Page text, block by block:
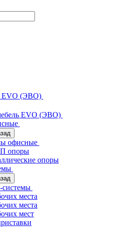
EVO (ЭВО)
EVO (ЭВО)
офисные
опоры
опоры
системы
места
места
мест